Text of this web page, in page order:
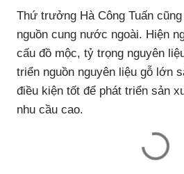
Thứ trưởng Hà Công Tuấn
nguồn cung nước ngoài. Hiện
cấu đồ mộc, tỷ trọng nguyên
triển nguồn nguyên liệu gỗ lớn
điều kiện tốt để phát triển sản
nhu cầu cao.